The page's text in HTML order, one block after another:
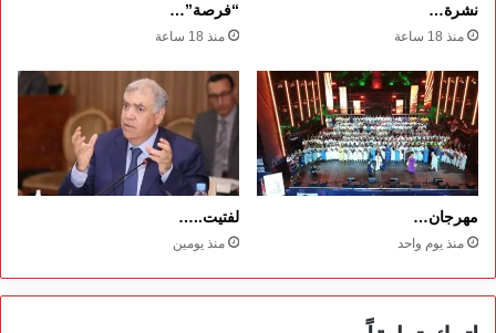
نشرة…
منذ 18 ساعة
“فرصة”…
منذ 18 ساعة
مهرجان…
منذ يوم واحد
لفتيت..…
منذ يومين